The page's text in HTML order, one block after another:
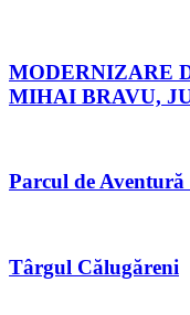
MODERNIZARE
MIHAI BRAVU,
Parcul de Aventură
Târgul Călugăreni